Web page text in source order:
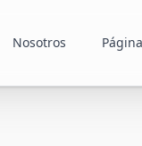
Nosotros